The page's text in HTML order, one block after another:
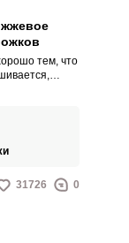
тем, что
требуется
31726 0